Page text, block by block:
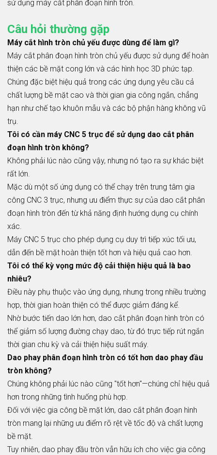
sử dụng máy cắt phân đoạn hình tròn.
Câu hỏi thường gặp
Máy cắt hình tròn chủ yếu được dùng để làm gì?
Máy cắt phân đoạn hình tròn chủ yếu được sử dụng để hoàn
thiện các bề mặt cong lớn và các hình học 3D phức tạp.
Chúng đặc biệt hiệu quả trong các ứng dụng yêu cầu cả
chất lượng bề mặt cao và thời gian gia công ngắn, chẳng
hạn như chế tạo khuôn mẫu và các bộ phận hàng không vũ
trụ.
Tôi có cần máy CNC 5 trục để sử dụng dao cắt phân
đoạn hình tròn không?
Không phải lúc nào cũng vậy, nhưng nó tạo ra sự khác biệt
rất lớn.
Mặc dù một số ứng dụng có thể chạy trên trung tâm gia
công CNC 3 trục, nhưng ưu điểm thực sự của dao cắt phân
đoạn hình tròn đến từ khả năng định hướng dụng cụ chính
xác.
Máy CNC 5 trục cho phép dụng cụ duy trì tiếp xúc tối ưu,
dẫn đến bề mặt hoàn thiện tốt hơn và hiệu quả cao hơn.
Tôi có thể kỳ vọng mức độ cải thiện hiệu quả là bao
nhiêu?
Điều này phụ thuộc vào ứng dụng, nhưng trong nhiều trường
hợp, thời gian hoàn thiện có thể được giảm đáng kể.
Nhờ bước tiến dao lớn hơn, dao cắt phân đoạn hình tròn có
thể giảm số lượng đường chạy dao, từ đó trực tiếp rút ngắn
thời gian chu kỳ và cải thiện hiệu suất máy.
Dao phay phân đoạn hình tròn có tốt hơn dao phay đầu
tròn không?
Chúng không phải lúc nào cũng "tốt hơn"—chúng chỉ hiệu quả
hơn trong những tình huống phù hợp.
Đối với việc gia công bề mặt lớn, dao cắt phân đoạn hình
tròn mang lại những ưu điểm rõ rệt về tốc độ và chất lượng
bề mặt.
Tuy nhiên, dao phay đầu tròn vẫn hữu ích cho việc gia công